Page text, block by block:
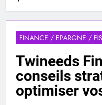
FINANCE / EPARGNE /
Twineeds
conseils
optimiser